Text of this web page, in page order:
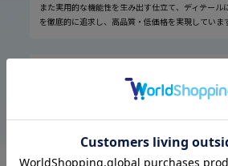
また実用的な機能性を生み出す仕立て、ディテール
を徹底的に追求し、高品質・低価格を実現していま
厳しい品質管理体制に基づ
安心の実現